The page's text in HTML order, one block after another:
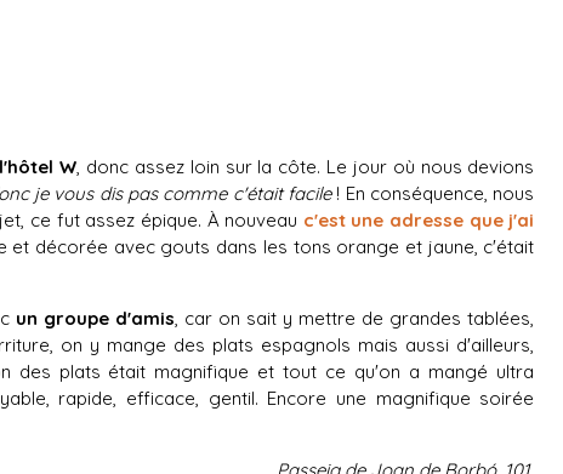
W, donc assez loin sur la côte. Le jour où nous devions
je vous dis pas comme c'était facile! En conséquence, nous
ce fut assez épique. À nouveau c'est une adresse que j'ai
et décorée avec gouts dans les tons orange et jaune, c'était
un groupe d'amis, car on sait y mettre de grandes tablées,
on y mange des plats espagnols mais aussi d'ailleurs,
des plats était magnifique et tout ce qu'on a mangé ultra
rapide, efficace, gentil. Encore une magnifique soirée